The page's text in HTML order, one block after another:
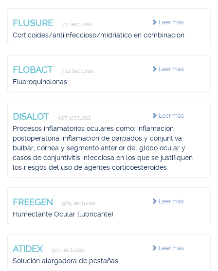
Leer más
FLUSURE 77 lecturas
Corticoides/antiinfeccioso/midriático en combinación
Leer más
FLOBACT 714 lecturas
Fluoroquinolonas
Leer más
DISALOT 407 lecturas
Procesos inflamatorios oculares como: inflamación
postoperatoria, inflamación de párpados y conjuntiva
bulbar, córnea y segmento anterior del globo ocular y
casos de conjuntivitis infecciosa en los que se justifiquen
los riesgos del uso de agentes corticoesteroides
Leer más
FREEGEN 965 lecturas
Humectante Ocular (lubricante)
Leer más
ATIDEX 307 lecturas
Solución alargadora de pestañas